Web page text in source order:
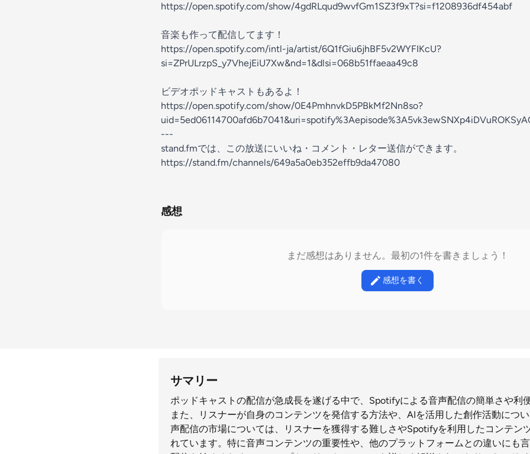
https://open.spotify.com/show/4gdRLqud9wvfGm1SZ3f9xT?si=f1208936df454abf
音楽も作って配信してます！
https://open.spotify.com/intl-ja/artist/6Q1fGiu6jhBF5v2WYFIKcU?
si=ZPrULrzpS_y7VhejEiU7Xw&nd=1&dlsi=068b51ffaeaa49c8
ビデオポッドキャストもあるよ！
https://open.spotify.com/show/0E4PmhnvkD5PBkMf2Nn8so?
---
stand.fmでは、この放送にいいね・コメント・レター送信ができます。
https://stand.fm/channels/649a5a0eb352effb9da47080
感想
まだ感想はありません。最初の1件を書きましょう！
感想を書く
サマリー
ポッドキャストの配信が急成長を遂げる中で、Spotifyによる音声配信の簡単さや利
また、リスナーが自身のコンテンツを発信する方法や、AIを活用した創作活動につ
声配信の市場については、リスナーを獲得する難しさやSpotifyを利用したコンテン
れています。特に音声コンテンツの重要性や、他のプラットフォームとの違いにも